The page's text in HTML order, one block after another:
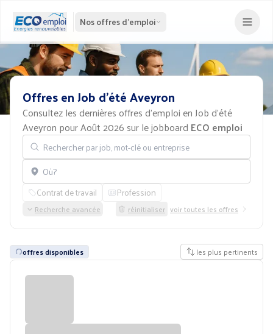
Nos offres d'emploi
OffresenJobd'étéAveyron
Consultez les dernières offres d'emploi en Job d'été
Aveyron pour Août 2026 sur le jobboard ECO emploi
Rechercher par job, mot-clé ou entreprise
Localisation
Contrat de travail Profession
Recherche avancée réinitialiser voir toutes les offres
offres disponibles les plus pertinents